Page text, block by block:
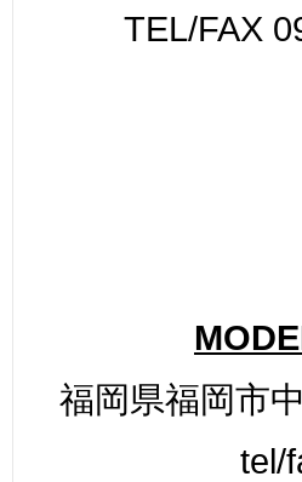
TEL/FAX
福岡県福岡市
tel/